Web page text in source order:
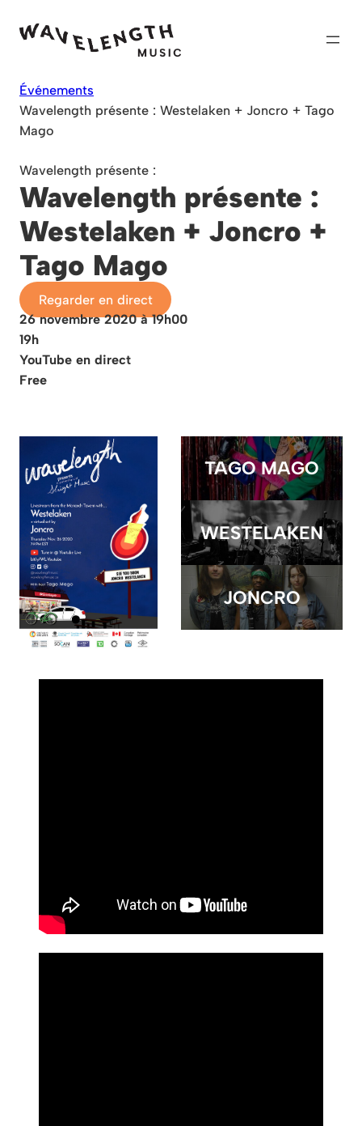
Événements
Wavelength présente : Westelaken + Joncro + Tago
Mago
Wavelength présente :
Wavelength présente :
Westelaken + Joncro +
Tago Mago
Regarder en direct
26 novembre 2020 à 19h00
19h
YouTube en direct
Free
TAGO MAGO
WESTELAKEN
JONCRO